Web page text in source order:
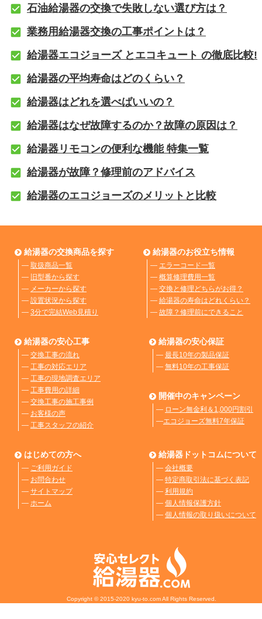
石油給湯器の交換で失敗しない選び方は？
業務用給湯器交換の工事ポイントは？
給湯器エコジョーズ とエコキュート の徹底比較!
給湯器の平均寿命はどのくらい？
給湯器はどれを選べばいいの？
給湯器はなぜ故障するのか？故障の原因は？
給湯器リモコンの便利な機能 特集一覧
給湯器が故障？修理前のアドバイス
給湯器のエコジョーズのメリットと比較
給湯器の交換商品を探す
― 取扱商品一覧
― 旧型番から探す
― メーカーから探す
― 設置状況から探す
― 3分で完結Web見積り
給湯器のお役立ち情報
― エラーコード一覧
― 概算修理費用一覧
― 交換と修理どちらがお得？
― 給湯器の寿命はどれくらい？
― 故障？修理前にできること
給湯器の安心工事
― 交換工事の流れ
― 工事の対応エリア
― 工事の現地調査エリア
― 工事費用の詳細
― 交換工事の施工事例
― お客様の声
― 工事スタッフの紹介
給湯器の安心保証
― 最長10年の製品保証
― 無料10年の工事保証
開催中のキャンペーン
― ローン無金利＆1,000円割引
―エコジョーズ無料7年保証
はじめての方へ
― ご利用ガイド
― お問合わせ
― サイトマップ
― ホーム
給湯器ドットコムについて
― 会社概要
― 特定商取引法に基づく表記
― 利用規約
― 個人情報保護方針
― 個人情報の取り扱いについて
Copyright © 2015-2020 kyu-to.com All Rights Reserved.